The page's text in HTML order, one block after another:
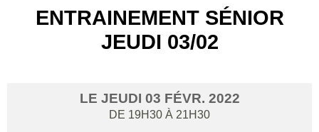
ENTRAINEMENT SÉNIOR
JEUDI 03/02
LE JEUDI 03 FÉVR. 2022
DE 19H30 À 21H30